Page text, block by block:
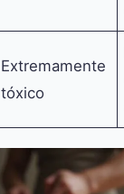
Extremamente
tóxico